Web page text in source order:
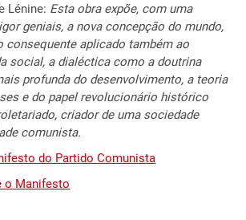
Lénine: Esta obra expõe, com uma
geniais, a nova concepção do mundo,
consequente aplicado também ao
social, a dialéctica como a doutrina
profunda do desenvolvimento, a teoria
e do papel revolucionário histórico
criador de uma sociedade
comunista.
do Partido Comunista
o Manifesto